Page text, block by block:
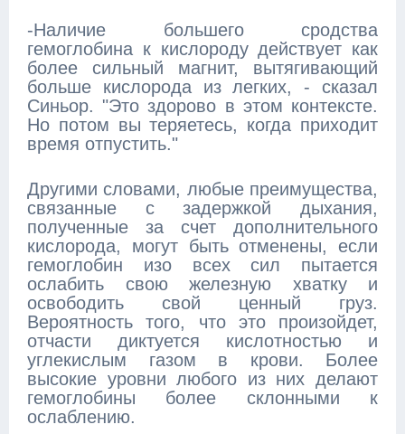
-Наличие большего сродства
гемоглобина к кислороду действует как
более сильный магнит, вытягивающий
больше кислорода из легких, - сказал
Синьор. "Это здорово в этом контексте.
Но потом вы теряетесь, когда приходит
время отпустить."
Другими словами, любые преимущества,
связанные с задержкой дыхания,
полученные за счет дополнительного
кислорода, могут быть отменены, если
гемоглобин изо всех сил пытается
ослабить свою железную хватку и
освободить свой ценный груз.
Вероятность того, что это произойдет,
отчасти диктуется кислотностью и
углекислым газом в крови. Более
высокие уровни любого из них делают
гемоглобины более склонными к
ослаблению.